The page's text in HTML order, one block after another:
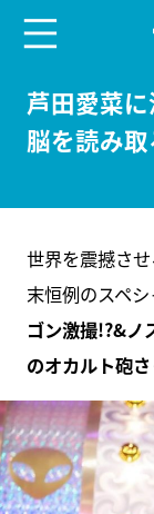
芦田愛菜
脳を読み
世界を震撼さ
末恒例のスペ
ゴン激撮!?&
のオカルト砲さ